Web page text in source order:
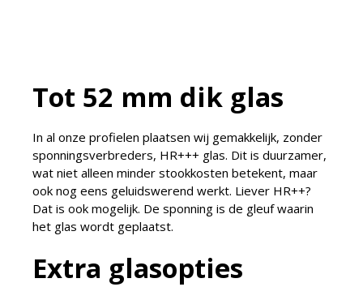
Tot 52 mm dik glas
In al onze profielen plaatsen wij gemakkelijk, zonder
sponningsverbreders, HR+++ glas. Dit is duurzamer,
wat niet alleen minder stookkosten betekent, maar
ook nog eens geluidswerend werkt. Liever HR++?
Dat is ook mogelijk. De sponning is de gleuf waarin
het glas wordt geplaatst.
Extra glasopties